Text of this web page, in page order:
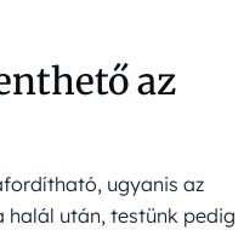
az
ugyanis az
után, testünk pedig